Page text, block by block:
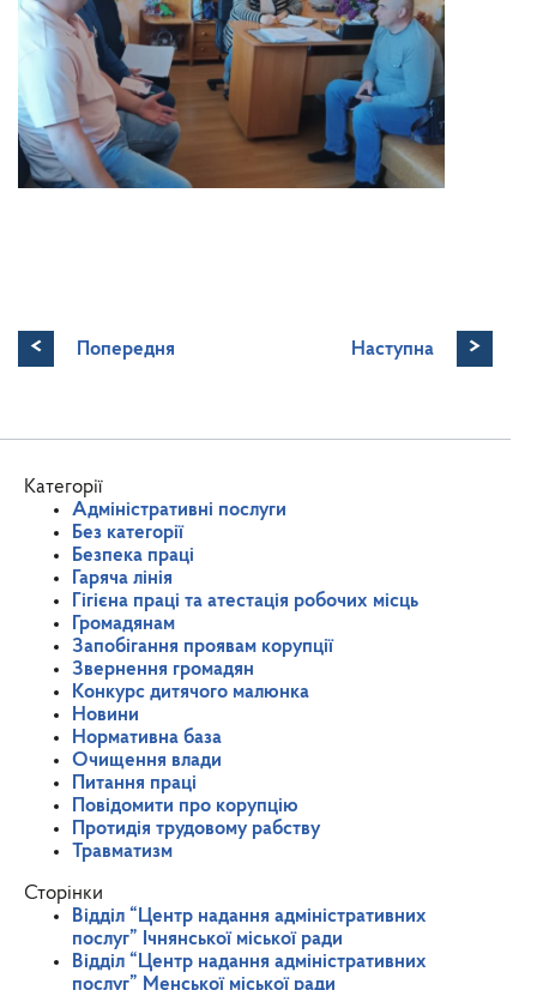
< Попередня Наступна >
Категорії
Адміністративні послуги
Без категорії
Безпека праці
Гаряча лінія
Гігієна праці та атестація робочих місць
Громадянам
Запобігання проявам корупції
Звернення громадян
Конкурс дитячого малюнка
Новини
Нормативна база
Очищення влади
Питання праці
Повідомити про корупцію
Протидія трудовому рабству
Травматизм
Сторінки
Відділ “Центр надання адміністративних
послуг” Ічнянської міської ради
Відділ “Центр надання адміністративних
послуг” Менської міської ради